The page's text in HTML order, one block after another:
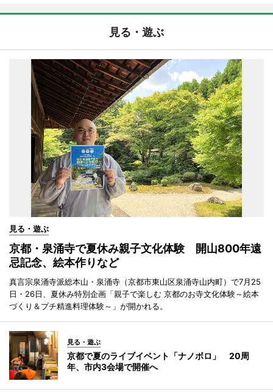
見る・遊ぶ
見る・遊ぶ
京都・泉涌寺で夏休み親子文化体験 開山800年遠
忌記念、絵本作りなど
真言宗泉涌寺派総本山・泉涌寺（京都市東山区泉涌寺山内町）で7月25
日・26日、夏休み特別企画「親子で楽しむ 京都のお寺文化体験～絵本
づくり＆プチ精進料理体験～」が開かれる。
見る・遊ぶ
京都で夏のライブイベント「ナノボロ」 20周
年、市内3会場で開催へ